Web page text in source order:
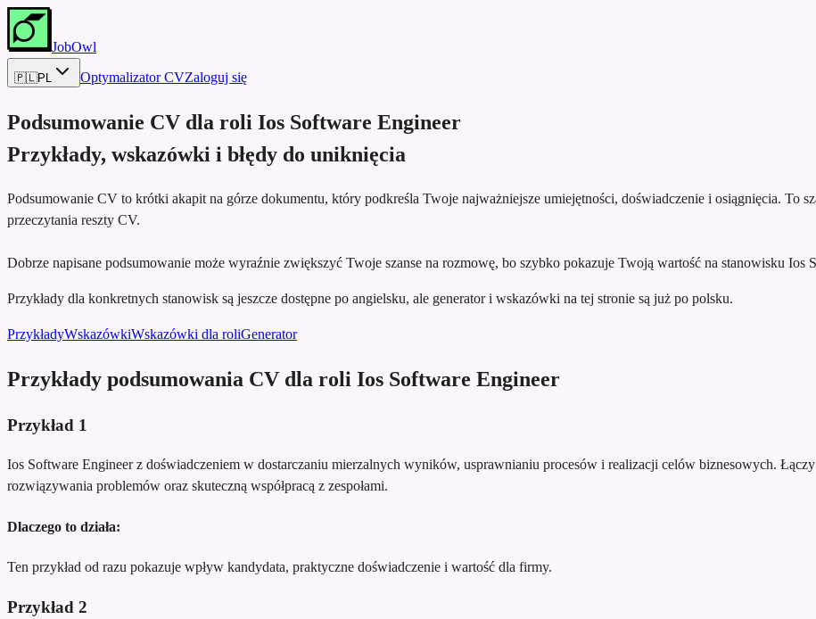
JobOwl
🇵🇱PL Optymalizator CVZaloguj się
Podsumowanie CV dla roli Ios Software Engineer
Przykłady, wskazówki i błędy do uniknięcia
Podsumowanie CV to krótki akapit na górze dokumentu, który podkreśla Twoje najważniejsze umiejętności, doświadczenie i osiągnięcia. To
przeczytania reszty CV.
Dobrze napisane podsumowanie może wyraźnie zwiększyć Twoje szanse na rozmowę, bo szybko pokazuje Twoją wartość na stanowisku Ios
Przykłady dla konkretnych stanowisk są jeszcze dostępne po angielsku, ale generator i wskazówki na tej stronie są już po polsku.
PrzykładyWskazówkiWskazówki dla roliGenerator
Przykłady podsumowania CV dla roli Ios Software Engineer
Przykład 1
Ios Software Engineer z doświadczeniem w dostarczaniu mierzalnych wyników, usprawnianiu procesów i realizacji celów biznesowych.
rozwiązywania problemów oraz skuteczną współpracą z zespołami.
Dlaczego to działa:
Ten przykład od razu pokazuje wpływ kandydata, praktyczne doświadczenie i wartość dla firmy.
Przykład 2